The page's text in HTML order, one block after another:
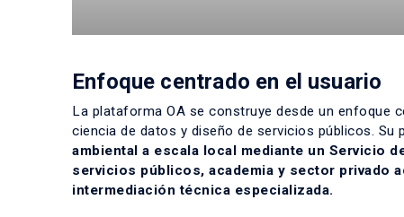
Enfoque centrado en el usuario
La plataforma OA se construye desde un enfoque
ciencia de datos y diseño de servicios públicos. Su
ambiental a escala local mediante un Servicio
servicios públicos, academia y sector privado
intermediación técnica especializada.